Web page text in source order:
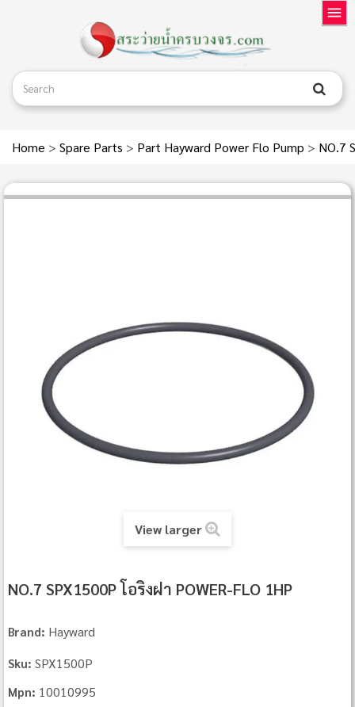
Home > Spare Parts > Part Hayward Power Flo Pump > NO.7
View larger
NO.7 SPX1500P โอริงฝา POWER-FLO 1HP
Brand: Hayward
Sku: SPX1500P
Mpn: 10010995